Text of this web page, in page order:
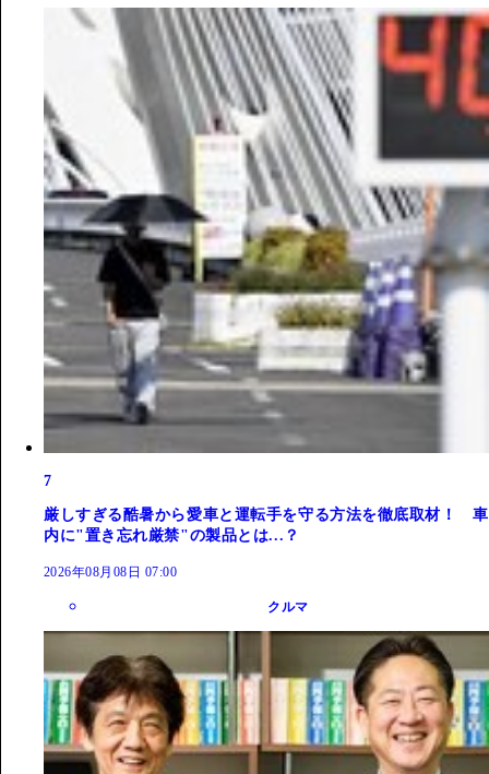
7
厳しすぎる酷暑から愛車と運転手を守る方法を徹底取材！ 車
内に"置き忘れ厳禁"の製品とは...？
2026年08月08日 07:00
クルマ